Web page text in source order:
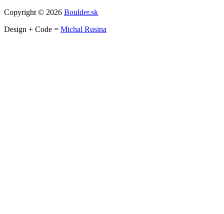
Copyright © 2026 Boulder.sk
Design + Code = Michal Rusina